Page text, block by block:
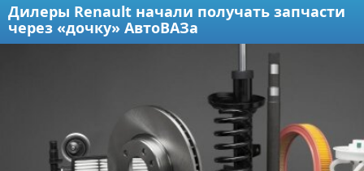
Дилеры Renault начали получать запчасти
через «дочку» АвтоВАЗа